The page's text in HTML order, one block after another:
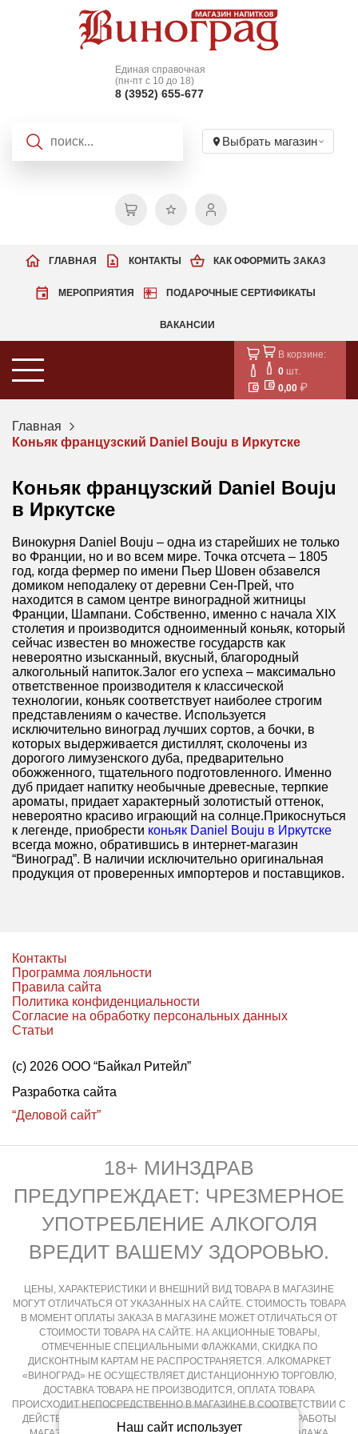
Наш сайт использует
Единая справочная
(пн-пт с 10 до 18)
8 (3952) 655-677
Выбрать магазин
КАК ОФОРМИТЬ ЗАКАЗ
МЕРОПРИЯТИЯ ПОДАРОЧНЫЕ СЕРТИФИКАТЫ
ВАКАНСИИ
ГЛАВНАЯ КОНТАКТЫ
В корзине:
0 шт.
0,00
Главная
Коньяк французский Daniel Bouju в Иркутске
Коньяк французский Daniel Bouju
в Иркутске
Винокурня Daniel Bouju – одна из старейших не только
во Франции, но и во всем мире. Точка отсчета – 1805
год, когда фермер по имени Пьер Шовен обзавелся
домиком неподалеку от деревни Сен-Прей, что
находится в самом центре виноградной житницы
Франции, Шампани. Собственно, именно с начала XIX
столетия и производится одноименный коньяк, который
сейчас известен во множестве государств как
невероятно изысканный, вкусный, благородный
алкогольный напиток.Залог его успеха – максимально
ответственное производителя к классической
технологии, коньяк соответствует наиболее строгим
представлениям о качестве. Используется
исключительно виноград лучших сортов, а бочки, в
которых выдерживается дистиллят, сколочены из
дорогого лимузенского дуба, предварительно
обожженного, тщательного подготовленного. Именно
дуб придает напитку необычные древесные, терпкие
ароматы, придает характерный золотистый оттенок,
невероятно красиво играющий на солнце.Прикоснуться
к легенде, приобрести коньяк Daniel Bouju в Иркутске
всегда можно, обратившись в интернет-магазин
“Виноград”. В наличии исключительно оригинальная
продукция от проверенных импортеров и поставщиков.
Контакты
Программа лояльности
Правила сайта
Политика конфиденциальности
Согласие на обработку персональных данных
Статьи
(с) 2026 ООО “Байкал Ритейл”
Разработка сайта
“Деловой сайт”
18+ МИНЗДРАВ
ПРЕДУПРЕЖДАЕТ: ЧРЕЗМЕРНОЕ
УПОТРЕБЛЕНИЕ АЛКОГОЛЯ
ВРЕДИТ ВАШЕМУ ЗДОРОВЬЮ.
ЦЕНЫ, ХАРАКТЕРИСТИКИ И ВНЕШНИЙ ВИД ТОВАРА В МАГАЗИНЕ
МОГУТ ОТЛИЧАТЬСЯ ОТ УКАЗАННЫХ НА САЙТЕ. СТОИМОСТЬ ТОВАРА
В МОМЕНТ ОПЛАТЫ ЗАКАЗА В МАГАЗИНЕ МОЖЕТ ОТЛИЧАТЬСЯ ОТ
СТОИМОСТИ ТОВАРА НА САЙТЕ. НА АКЦИОННЫЕ ТОВАРЫ,
ОТМЕЧЕННЫЕ СПЕЦИАЛЬНЫМИ ФЛАЖКАМИ, СКИДКА ПО
ДИСКОНТНЫМ КАРТАМ НЕ РАСПРОСТРАНЯЕТСЯ. АЛКОМАРКЕТ
«ВИНОГРАД» НЕ ОСУЩЕСТВЛЯЕТ ДИСТАНЦИОННУЮ ТОРГОВЛЮ,
ДОСТАВКА ТОВАРА НЕ ПРОИЗВОДИТСЯ, ОПЛАТА ТОВАРА
ПРОИСХОДИТ НЕПОСРЕДСТВЕННО В МАГАЗИНЕ В СООТВЕТСТВИИ С
ДЕЙСТВУЮЩИМ ЗАКОНОДАТЕЛЬСТВОМ РФ И РЕЖИМОМ РАБОТЫ